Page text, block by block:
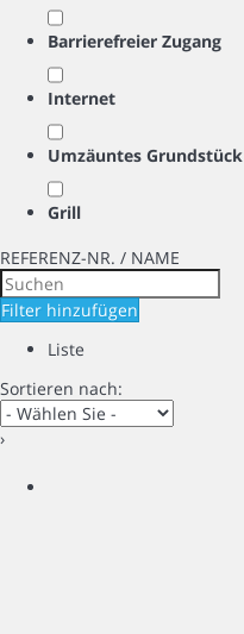
Barrierefreier Zugang
Internet
Umzäuntes Grundstück
Grill
REFERENZ-NR. / NAME
Filter hinzufügen
Liste
Sortieren nach:
›